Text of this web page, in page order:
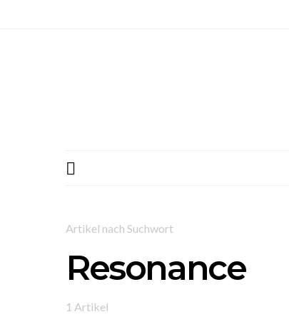
Artikel nach Suchwort
Resonance
1 Artikel